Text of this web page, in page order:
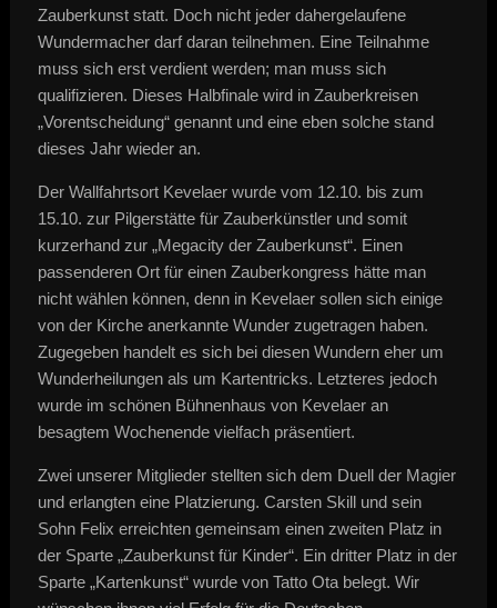
Zauberkunst statt. Doch nicht jeder dahergelaufene
Wundermacher darf daran teilnehmen. Eine Teilnahme
muss sich erst verdient werden; man muss sich
qualifizieren. Dieses Halbfinale wird in Zauberkreisen
„Vorentscheidung“ genannt und eine eben solche stand
dieses Jahr wieder an.
Der Wallfahrtsort Kevelaer wurde vom 12.10. bis zum
15.10. zur Pilgerstätte für Zauberkünstler und somit
kurzerhand zur „Megacity der Zauberkunst“. Einen
passenderen Ort für einen Zauberkongress hätte man
nicht wählen können, denn in Kevelaer sollen sich einige
von der Kirche anerkannte Wunder zugetragen haben.
Zugegeben handelt es sich bei diesen Wundern eher um
Wunderheilungen als um Kartentricks. Letzteres jedoch
wurde im schönen Bühnenhaus von Kevelaer an
besagtem Wochenende vielfach präsentiert.
Zwei unserer Mitglieder stellten sich dem Duell der Magier
und erlangten eine Platzierung. Carsten Skill und sein
Sohn Felix erreichten gemeinsam einen zweiten Platz in
der Sparte „Zauberkunst für Kinder“. Ein dritter Platz in der
Sparte „Kartenkunst“ wurde von Tatto Ota belegt. Wir